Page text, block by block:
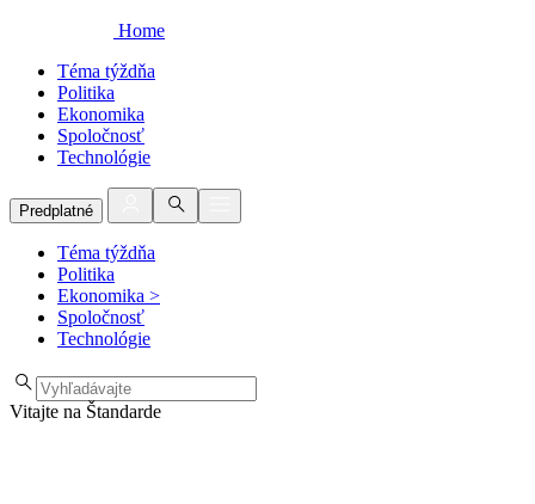
Home
Téma týždňa
Politika
Ekonomika
Spoločnosť
Technológie
Predplatné
Téma týždňa
Politika
Ekonomika >
Spoločnosť
Technológie
Vitajte na Štandarde